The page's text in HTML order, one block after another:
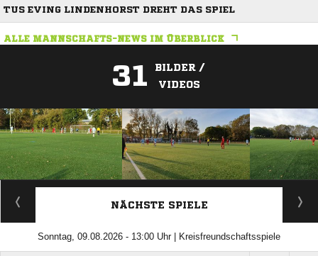
TUS EVING LINDENHORST DREHT DAS SPIEL
ALLE MANNSCHAFTS-NEWS IM ÜBERBLICK
31
BILDER /
VIDEOS
ANZEIGE
NÄCHSTE SPIELE
Sonntag, 09.08.2026 - 13:00 Uhr | Kreisfreundschaftsspiele